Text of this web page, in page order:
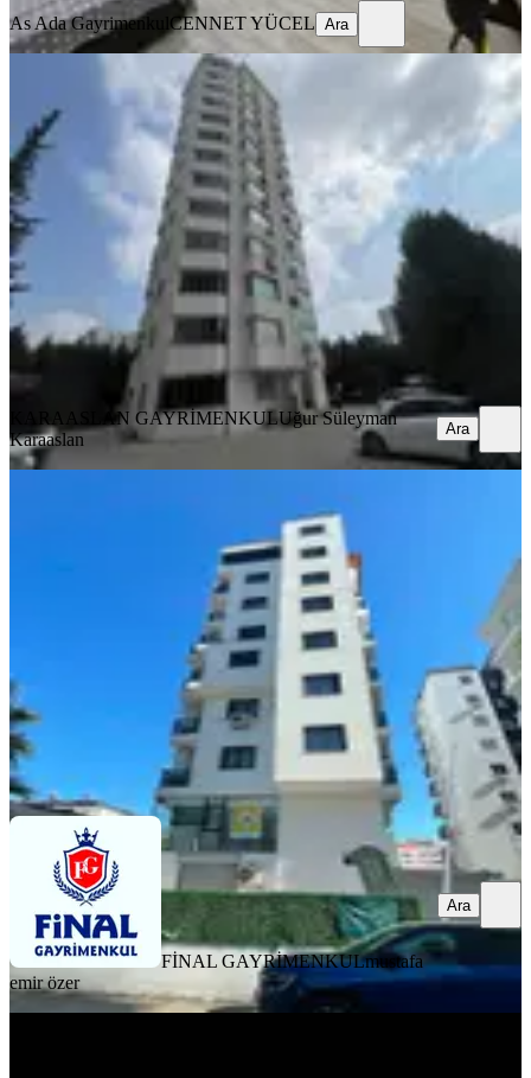
As Ada Gayrimenkul CENNET YÜCEL Ara
Gürselpaşa'da/yeni Bina/3
Cephe/2+1/k.mutfak/ç.banyo/full
Eşyalı
Seyhan, Gürselpaşa Mahallesi
2+1 ·125 m² ·4. Kat· 07.08.2026
34.750 ₺
KARAASLAN GAYRİMENKUL Uğur Süleyman Karaaslan
Ara
KARAASLAN GAYRİMENKULUğur Süleyman
Karaaslan
Ara
Baraj Yolu Cazip Daire
Seyhan, Yenibaraj Mahallesi
80 m² ·4. Kat ·06.08.2026
29.000 ₺
FİNAL GAYRİMENKUL mustafa emir özer
Ara
FİNAL GAYRİMENKULmustafa
emir özer
Ara